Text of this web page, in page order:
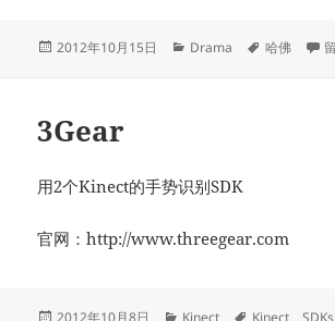
发
2012年10月15日
分
Drama
标
哈佛
3Gear
用2个Kinect的手势识别SDK
官网：http://www.threegear.com
发
2012年10月8日
分
Kinect
标
Kinect、SDKs